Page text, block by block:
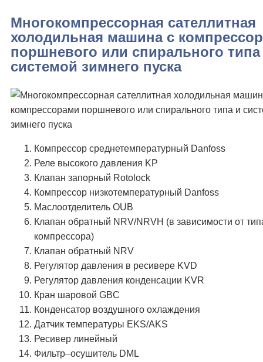
Многокомпрессорная сателлитная
холодильная машина с
поршневого или спирального
системой зимнего пуска
Компрессор среднетемпературный Danfoss
Реле высокого давления KP
Клапан запорный Rotolock
Компрессор низкотемпературный Danfoss
Маслоотделитель OUB
Клапан обратный NRV/NRVH (в зависимости от
компрессора)
Клапан обратный NRV
Регулятор давления в ресивере KVD
Регулятор давления конденсации KVR
Кран шаровой GBC
Конденсатор воздушного охлаждения
Датчик температуры EKS/AKS
Ресивер линейный
Фильтр–осушитель DML